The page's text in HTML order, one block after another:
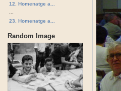
12. Homenatge a...
23. Homenatge a...
Random Image